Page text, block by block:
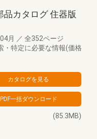
カタログ 住器版
月 ／ 全352ページ
・特定に必要な情報(価格
(85.3MB)